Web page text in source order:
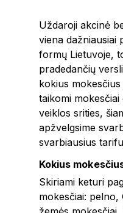
Uždaroji akcinė
viena dažniausiai
formų Lietuvoje,
pradedančių
kokius
taikomi
veiklos srities,
apžvelgsime
svarbiausius
Kokius
Skiriami keturi
mokesčiai: